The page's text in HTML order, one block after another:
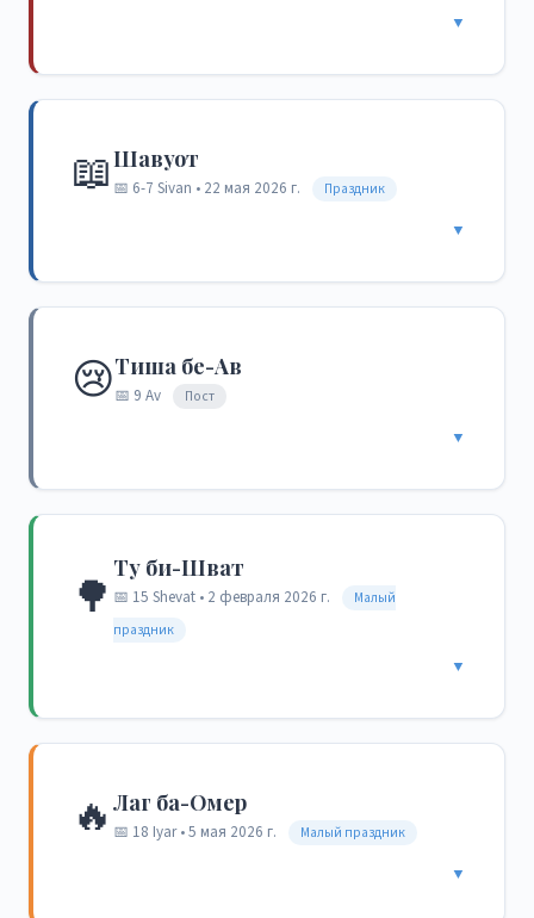
▼
📖Шавуот
📅 6-7 Sivan • 22 мая 2026 г. Праздник
▼
😢Тиша бе-Ав
📅 9 Av Пост
▼
🌳
Ту би-Шват
📅 15 Shevat • 2 февраля 2026 г.
Малый
праздник
▼
🔥 Лаг ба-Омер
📅 18 Iyar • 5 мая 2026 г. Малый праздник
▼